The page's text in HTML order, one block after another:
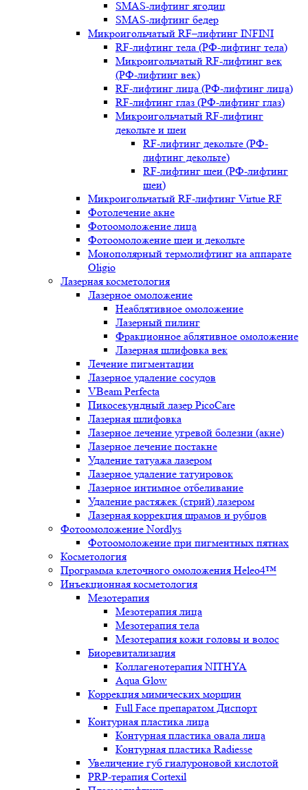
SMAS-лифтинг ягодиц
SMAS-лифтинг бедер
Микроигольчатый RF–лифтинг INFINI
RF-лифтинг тела (РФ-лифтинг тела)
Микроигольчатый RF-лифтинг век
(РФ-лифтинг век)
RF-лифтинг лица (РФ-лифтинг лица)
RF-лифтинг глаз (РФ-лифтинг глаз)
Микроигольчатый RF-лифтинг
декольте и шеи
RF-лифтинг декольте (РФ-
лифтинг декольте)
RF-лифтинг шеи (РФ-лифтинг
шеи)
Микроигольчатый RF-лифтинг Virtue RF
Фотолечение акне
Фотоомоложение лица
Фотоомоложение шеи и декольте
Монополярный термолифтинг на аппарате
Oligio
Лазерная косметология
Лазерное омоложение
Неаблятивное омоложение
Лазерный пилинг
Фракционное аблятивное омоложение
Лазерная шлифовка век
Лечение пигментации
Лазерное удаление сосудов
VBeam Perfecta
Пикосекундный лазер PicoCare
Лазерная шлифовка
Лазерное лечение угревой болезни (акне)
Лазерное лечение постакне
Удаление татуажа лазером
Лазерное удаление татуировок
Лазерное интимное отбеливание
Удаление растяжек (стрий) лазером
Лазерная коррекция шрамов и рубцов
Фотоомоложение Nordlys
Фотоомоложение при пигментных пятнах
Косметология
Программа клеточного омоложения Heleo4™
Инъекционная косметология
Мезотерапия
Мезотерапия лица
Мезотерапия тела
Мезотерапия кожи головы и волос
Биоревитализация
Коллагенотерапия NITHYA
Aqua Glow
Коррекция мимических морщин
Full Face препаратом Диспорт
Контурная пластика лица
Контурная пластика овала лица
Контурная пластика Radiesse
Увеличение губ гиалуроновой кислотой
PRP-терапия Cortexil